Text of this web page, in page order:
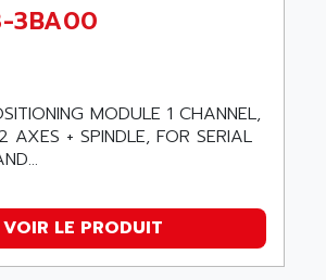
PLUS
3BA00
MODULE 1 CHANNEL,
+ SPINDLE, FOR SERIAL
VOIR LE PRODUIT